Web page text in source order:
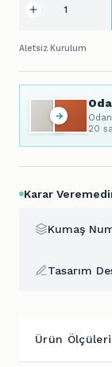
Aletsiz Kurulum
20
Karar
Kumaş
Tasarım
Ürün Ölçüleri